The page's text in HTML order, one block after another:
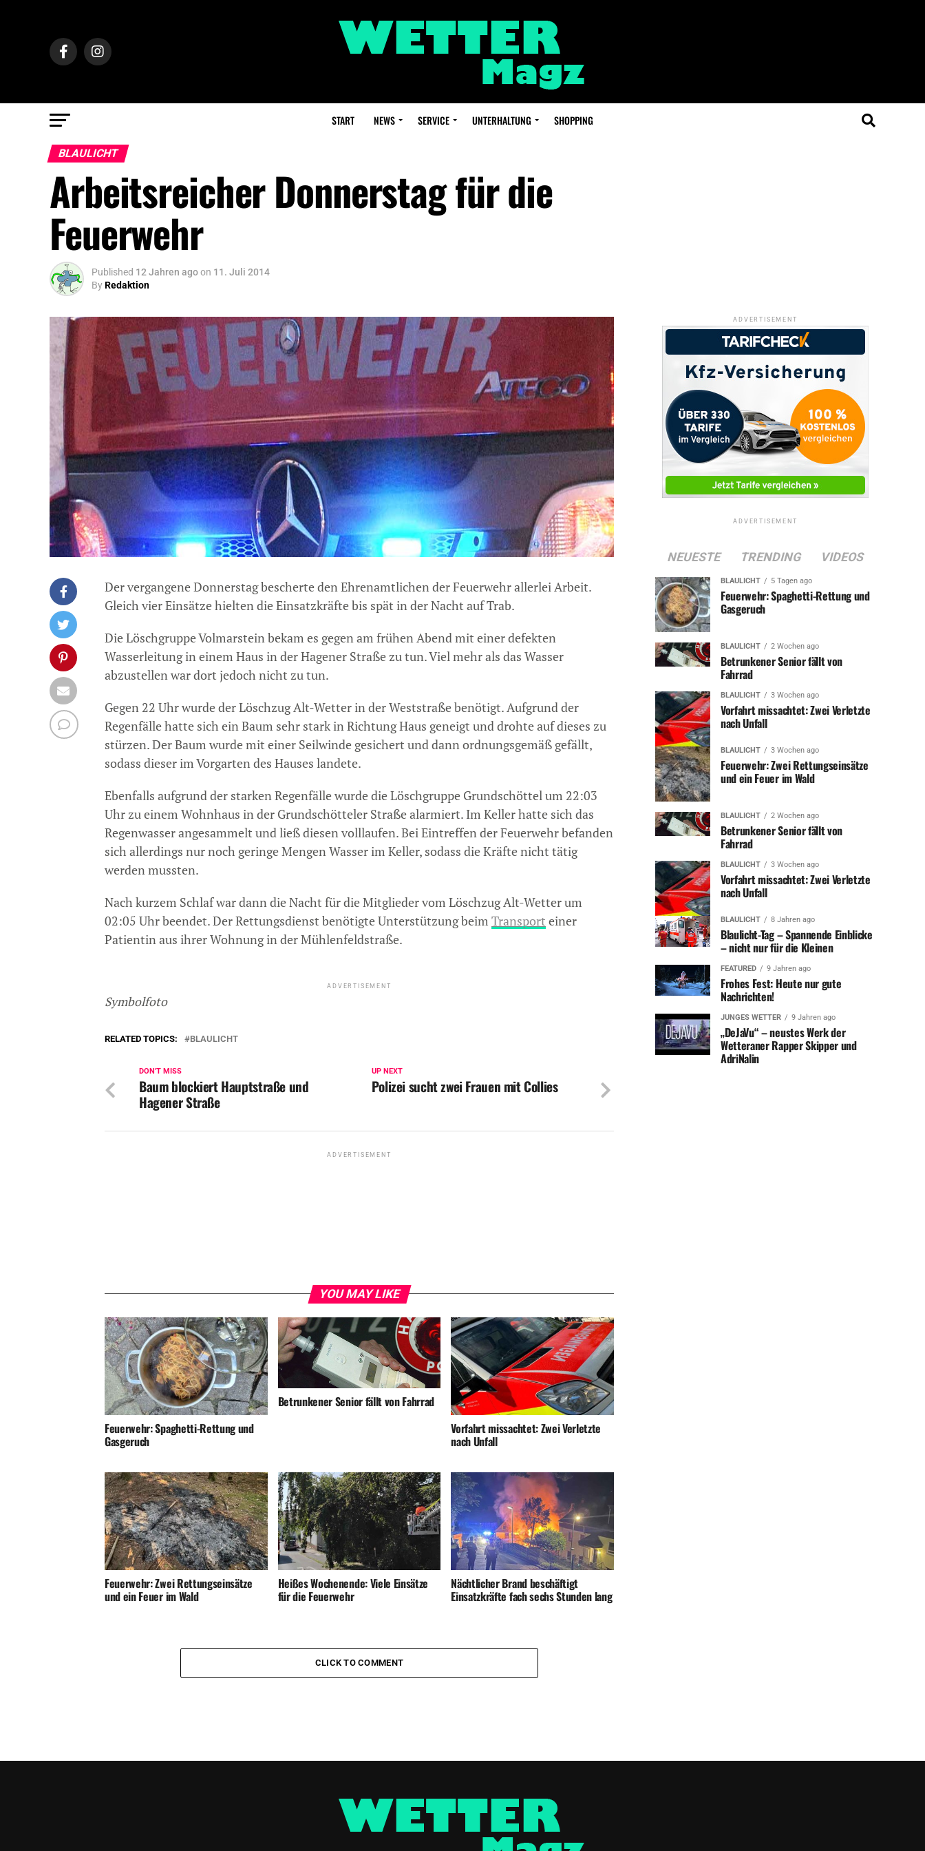
START NEWS SERVICE UNTERHALTUNG SHOPPING
BLAULICHT
Arbeitsreicher Donnerstag für die
Feuerwehr
Published 12 Jahren agoon 11. Juli 2014
ByRedaktion
Der vergangene Donnerstag bescherte den Ehrenamtlichen der Feuerwehr allerlei Arbeit.
Gleich vier Einsätze hielten die Einsatzkräfte bis spät in der Nacht auf Trab.
Die Löschgruppe Volmarstein bekam es gegen am frühen Abend mit einer defekten
Wasserleitung in einem Haus in der Hagener Straße zu tun. Viel mehr als das Wasser
abzustellen war dort jedoch nicht zu tun.
Gegen 22 Uhr wurde der Löschzug Alt-Wetter in der Weststraße benötigt. Aufgrund der
Regenfälle hatte sich ein Baum sehr stark in Richtung Haus geneigt und drohte auf dieses zu
stürzen. Der Baum wurde mit einer Seilwinde gesichert und dann ordnungsgemäß gefällt,
sodass dieser im Vorgarten des Hauses landete.
Ebenfalls aufgrund der starken Regenfälle wurde die Löschgruppe Grundschöttel um 22:03
Uhr zu einem Wohnhaus in der Grundschötteler Straße alarmiert. Im Keller hatte sich das
Regenwasser angesammelt und ließ diesen volllaufen. Bei Eintreffen der Feuerwehr befanden
sich allerdings nur noch geringe Mengen Wasser im Keller, sodass die Kräfte nicht tätig
werden mussten.
Nach kurzem Schlaf war dann die Nacht für die Mitglieder vom Löschzug Alt-Wetter um
02:05 Uhr beendet. Der Rettungsdienst benötigte Unterstützung beim Transport einer
Patientin aus ihrer Wohnung in der Mühlenfeldstraße.
ADVERTISEMENT
Symbolfoto
RELATED TOPICS: BLAULICHT
UP NEXT
Polizei sucht zwei Frauen mit Collies
DON'T MISS
Baum blockiert Hauptstraße und
Hagener Straße
ADVERTISEMENT
Feuerwehr: Spaghetti-Rettung und
Gasgeruch
Betrunkener Senior fällt von Fahrrad
Vorfahrt missachtet: Zwei Verletzte
nach Unfall
Feuerwehr: Zwei Rettungseinsätze
und ein Feuer im Wald
Heißes Wochenende: Viele Einsätze
für die Feuerwehr
Nächtlicher Brand beschäftigt
Einsatzkräfte fach sechs Stunden lang
ADVERTISEMENT
ADVERTISEMENT
NEUESTE TRENDING VIDEOS
BLAULICHT 5 Tagen ago
Feuerwehr: Spaghetti-Rettung und
Gasgeruch
BLAULICHT 2 Wochen ago
Betrunkener Senior fällt von
Fahrrad
BLAULICHT 3 Wochen ago
Vorfahrt missachtet: Zwei Verletzte
nach Unfall
BLAULICHT 3 Wochen ago
Feuerwehr: Zwei Rettungseinsätze
und ein Feuer im Wald
BLAULICHT 2 Wochen ago
Betrunkener Senior fällt von
Fahrrad
BLAULICHT 3 Wochen ago
Vorfahrt missachtet: Zwei Verletzte
nach Unfall
BLAULICHT 8 Jahren ago
Blaulicht-Tag – Spannende Einblicke
– nicht nur für die Kleinen
FEATURED 9 Jahren ago
Frohes Fest: Heute nur gute
Nachrichten!
JUNGES WETTER 9 Jahren ago
„DeJaVu“ – neustes Werk der
Wetteraner Rapper Skipper und
AdriNalin